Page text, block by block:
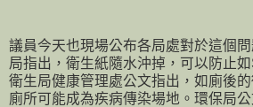
議員今天也現場公布各局處對於這個
局指出，衛生紙隨水沖掉，可以防止
衛生局健康管理處公文指出，如廁後
廁所可能成為疾病傳染場地。環保局